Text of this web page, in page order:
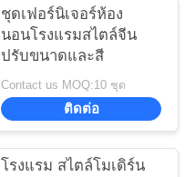
ชุดเฟอร์นิเจอร์ห้อง
นอนโรงแรมสไตล์จีน
ปรับขนาดและสี
Contact us MOQ:10 ชุด
ติดต่อ
โรงแรม สไตล์โมเดิร์น